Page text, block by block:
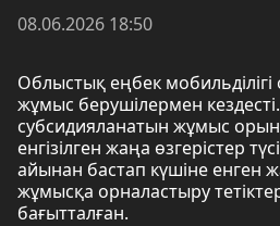
08.06.2026 18:50
Облыстық еңбек
жұмыс берушілермен
субсидияланатын жұмыс
енгізілген жаңа өзгерістер
айынан бастап күшіне енген
жұмысқа орналастыру
бағытталған.